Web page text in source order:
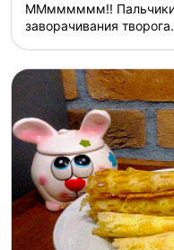
ММмммммм!!
заворачивания